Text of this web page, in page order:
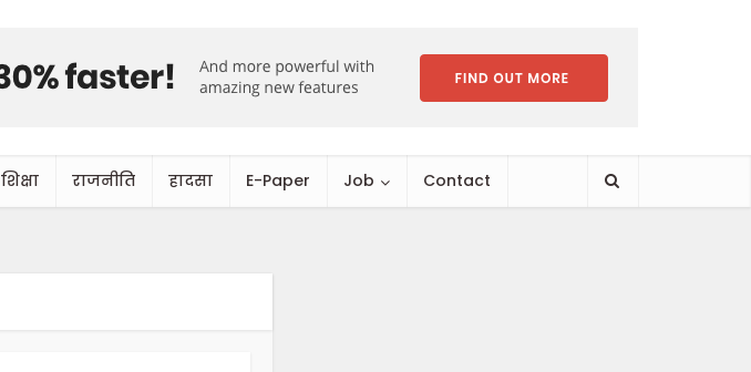
शिक्षा राजनीति हादसा E-Paper Job Contact